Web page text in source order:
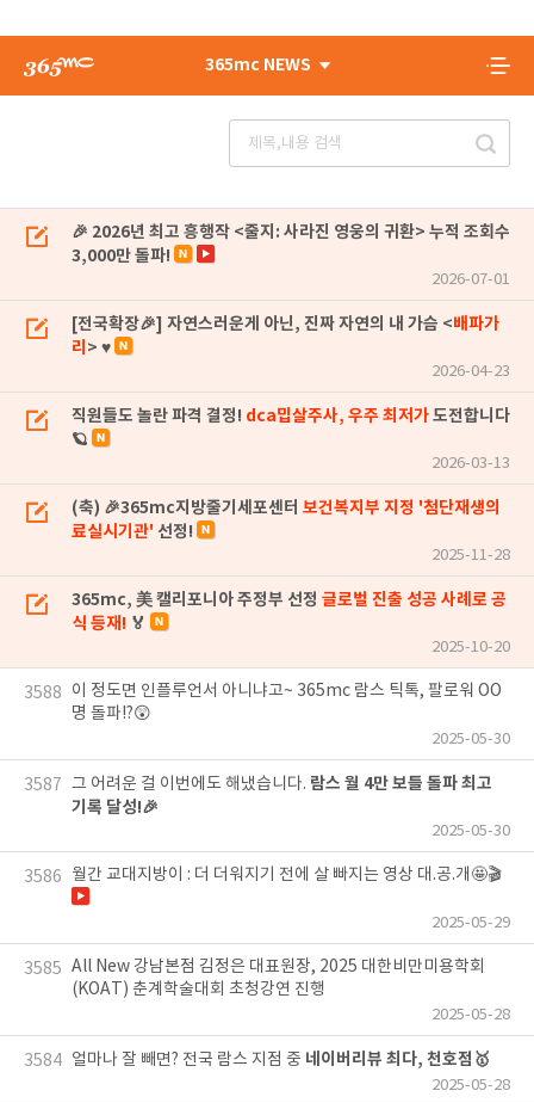
365mc NEWS
🎉 2026년 최고 흥행작 <줄지: 사라진 영웅의 귀환> 누적 조회수
3,000만 돌파!
2026-07-01
[전국확장🎉] 자연스러운게 아닌, 진짜 자연의 내 가슴 <배파가
리 > ♥
2026-04-23
직원들도 놀란 파격 결정! dca밉살주사, 우주 최저가도전합니다
🪐
2026-03-13
(축) 🎉365mc지방줄기세포센터 보건복지부 지정 '첨단재생의
료실시기관' 선정!
2025-11-28
365mc, 美 캘리포니아 주정부 선정 글로벌 진출 성공 사례로 공
식 등재! 🏅
2025-10-20
3588
이 정도면 인플루언서 아니냐고~ 365mc 람스 틱톡, 팔로워 OO
명 돌파!?😲
2025-05-30
3587 그 어려운 걸 이번에도 해냈습니다. 람스 월 4만 보틀 돌파 최고
기록 달성!🎉
2025-05-30
3586 월간 교대지방이 : 더 더워지기 전에 살 빠지는 영상 대.공.개🤩🎬
2025-05-29
3585 All New 강남본점 김정은 대표원장, 2025 대한비만미용학회
(KOAT) 춘계학술대회 초청강연 진행
2025-05-28
3584 얼마나 잘 빼면? 전국 람스 지점 중 네이버리뷰 최다, 천호점🥇
2025-05-28